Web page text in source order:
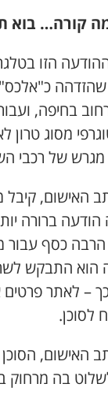
קורה… בוא
הזו
שהזדהה
מסוג
של רכבי השכרה
האישום, קיבל
הודעה ברורה
הרבה כסף עבור
הוא התבקש
– לאתר פרטים
לסוכן.
האישום,
בה מרחוק